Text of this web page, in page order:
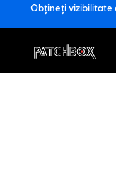
Obțineți vizibilitate